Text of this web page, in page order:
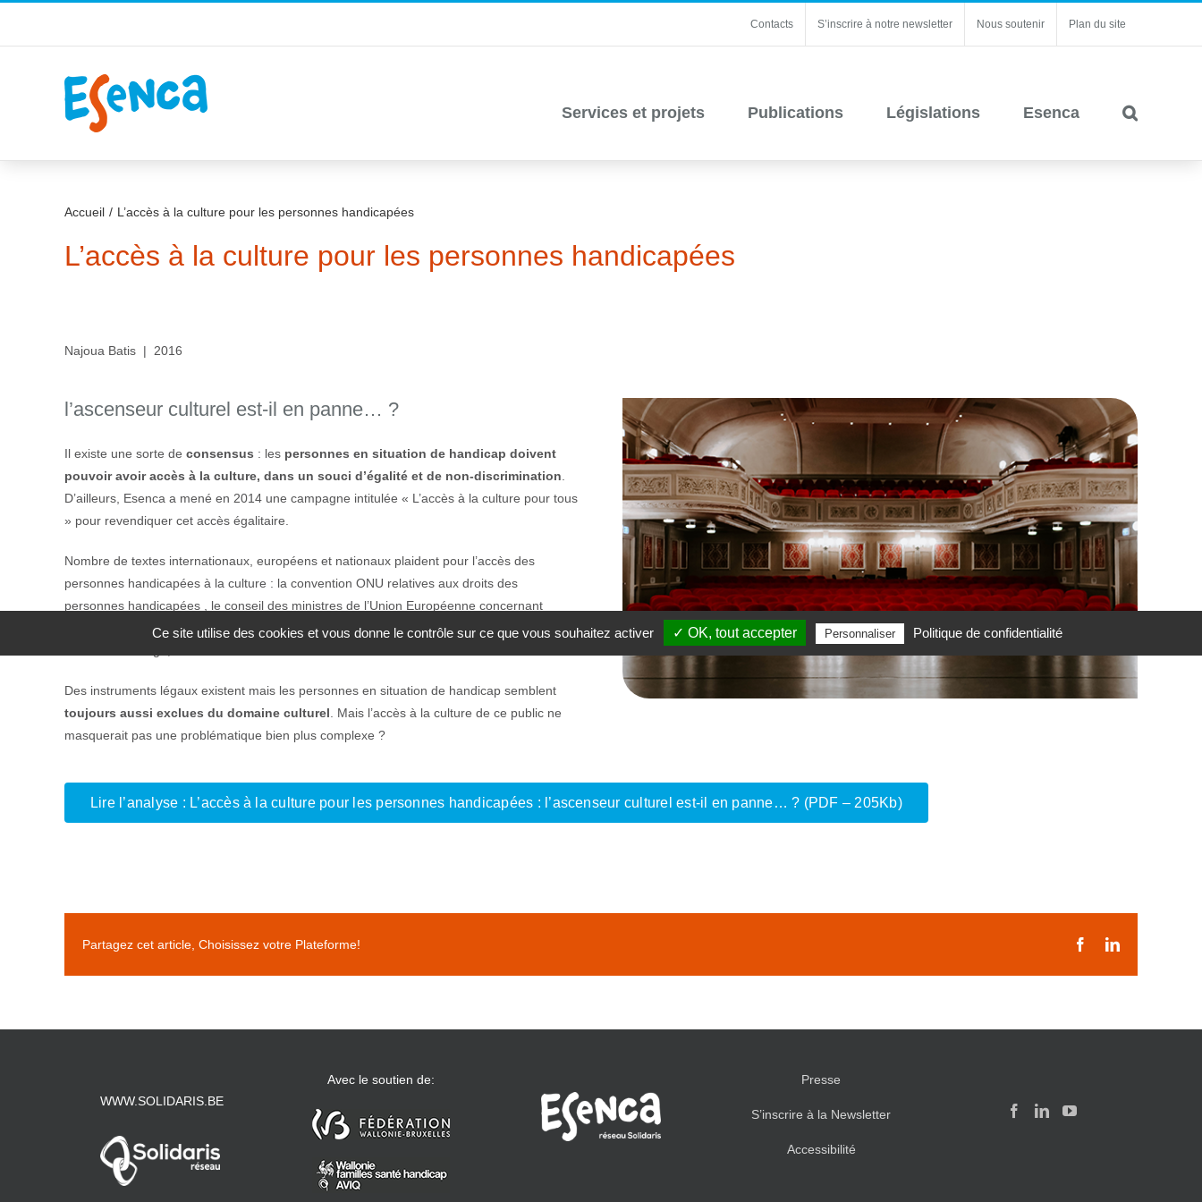
Contacts S’inscrire à notre newsletter Nous soutenir Plan du site
Services et projets Publications Législations Esenca
L’accès à la culture pour les personnes handicapées
Accueil L’accès à la culture pour les personnes handicapées
Najoua Batis | 2016
l’ascenseur culturel est-il en panne… ?
Il existe une sorte de consensus : lespersonnes en situation de handicap doivent
pouvoir avoir accès à la culture, dans un souci d’égalité et de non-discrimination
D’ailleurs, Esenca a mené en 2014 une campagne intitulée « L’accès à la culture pour tous
» pour revendiquer cet accès égalitaire.
Nombre de textes internationaux, européens et nationaux plaident pour l’accès des
personnes handicapées à la culture : la convention ONU relatives aux droits des
personnes handicapées , le conseil des ministres de l’Union Européenne concernant
l’accès des personnes handicapées aux infrastructures et activités culturelles, la
Des instruments légaux existent mais les personnes en situation de handicap semblent
toujours aussi exclues du domaine culturel . Mais l’accès à la culture de ce public ne
masquerait pas une problématique bien plus complexe ?
Lire l’analyse : L’accès à la culture pour les personnes handicapées : l’ascenseur culturel est-il en panne… ? (PDF – 205Kb)
Partagez cet article, Choisissez votre Plateforme! FacebookLinkedIn
WWW.SOLIDARIS.BE
Avec le soutien de: Presse
S’inscrire à la Newsletter
Accessibilité
Ce site utilise des cookies et vous donne le contrôle sur ce que vous souhaitez activer ✓ OK, tout accepter Personnaliser Politique de confidentialité